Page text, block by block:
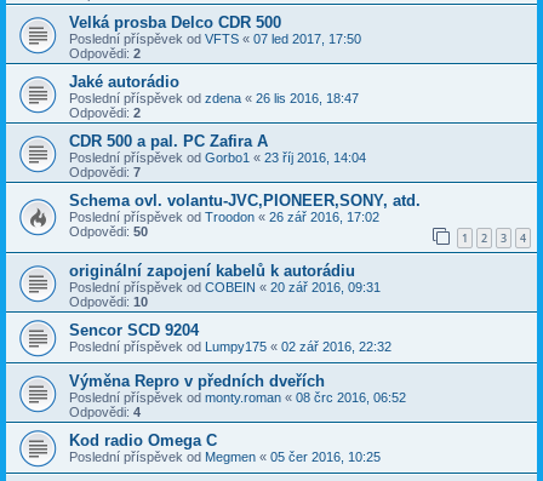
Velká prosba Delco CDR 500
Poslední příspěvek od VFTS « 07 led 2017, 17:50
Odpovědi: 2
Jaké autorádio
Poslední příspěvek od zdena « 26 lis 2016, 18:47
Odpovědi: 2
CDR 500 a pal. PC Zafira A
Poslední příspěvek od Gorbo1 « 23 říj 2016, 14:04
Odpovědi: 7
Schema ovl. volantu-JVC,PIONEER,SONY, atd.
Poslední příspěvek od Troodon « 26 zář 2016, 17:02
Odpovědi: 50 1 2 3 4
originální zapojení kabelů k autorádiu
Poslední příspěvek od COBEIN « 20 zář 2016, 09:31
Odpovědi: 10
Sencor SCD 9204
Poslední příspěvek od Lumpy175 « 02 zář 2016, 22:32
Výměna Repro v předních dveřích
Poslední příspěvek od monty.roman « 08 črc 2016, 06:52
Odpovědi: 4
Kod radio Omega C
Poslední příspěvek od Megmen « 05 čer 2016, 10:25